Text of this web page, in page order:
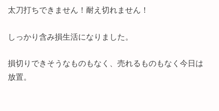
太刀打ちできません！耐え切れません！
しっかり含み損生活になりました。
損切りできそうなものもなく、売れるものもなく今日は
放置。